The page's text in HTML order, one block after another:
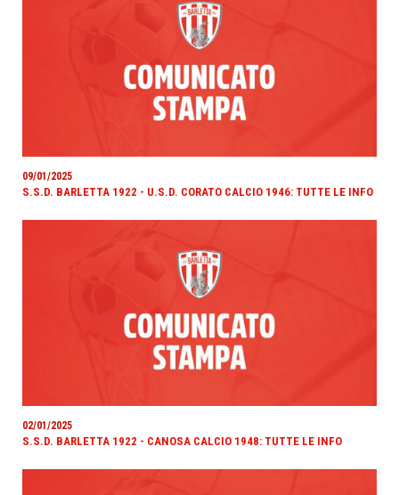
09/01/2025
S.S.D. BARLETTA 1922 - U.S.D. CORATO CALCIO 1946: TUTTE LE INFO
02/01/2025
S.S.D. BARLETTA 1922 - CANOSA CALCIO 1948: TUTTE LE INFO